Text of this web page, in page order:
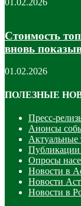
01.02.2026
Стоимость
вновь
01.02.2026
ПОЛЕЗНЫЕ
Пресс-
Анонсы
Актуальные
Публикации
Опросы
Новости в
Новости
Новости в